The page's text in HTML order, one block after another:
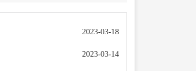
2023-03-18
2023-03-14